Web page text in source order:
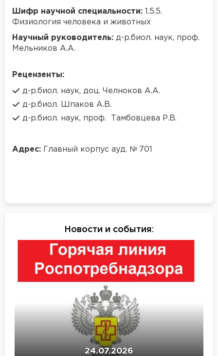
Шифр научной специальности: 1.5.5.
Физиология человека и животных
Научный руководитель: д-р.биол. наук, проф.
Мельников А.А.
Рецензенты:
д-р.биол. наук, доц. Челноков А.А.
д-р.биол. Шпаков А.В.
д-р.биол. наук, проф. Тамбовцева Р.В.
Адрес: Главный корпус ауд. № 701
Новости и события:
24.07.2026